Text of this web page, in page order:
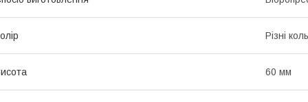
Різні
60 мм